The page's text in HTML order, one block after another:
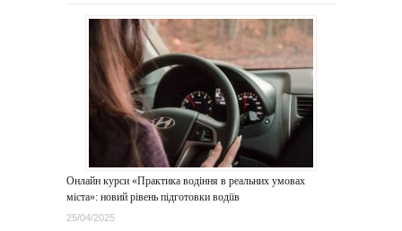
Онлайн курси «Практика водіння в реальних умовах
міста»: новий рівень підготовки водіїв
25/04/2025